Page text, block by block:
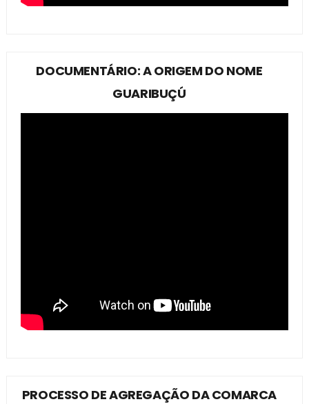
DOCUMENTÁRIO: A ORIGEM DO NOME
GUARIBUÇÚ
PROCESSO DE AGREGAÇÃO DA COMARCA